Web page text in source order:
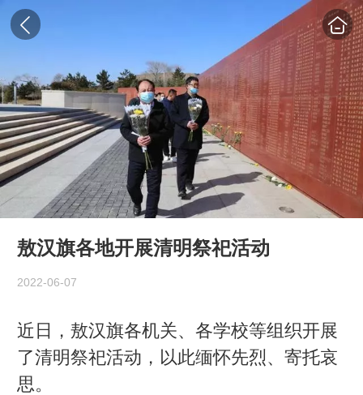
敖汉旗各地开展清明祭祀活动
2022-06-07
近日，敖汉旗各机关、各学校等组织开展
了清明祭祀活动，以此缅怀先烈、寄托哀
思。